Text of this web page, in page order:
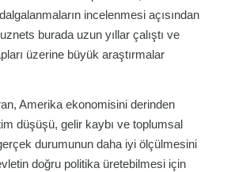
incelenmesi açısından
burada uzun yıllar çalıştı ve
üzerine büyük araştırmalar
Amerika ekonomisini derinden
düşüşü, gelir kaybı ve toplumsal
durumunun daha iyi ölçülmesini
doğru politika üretebilmesi için